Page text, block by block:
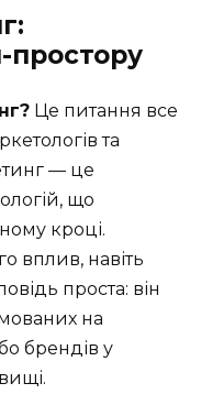
простору
Це питання все
та
— це
що
кроці.
вплив, навіть
проста: він
на
брендів у